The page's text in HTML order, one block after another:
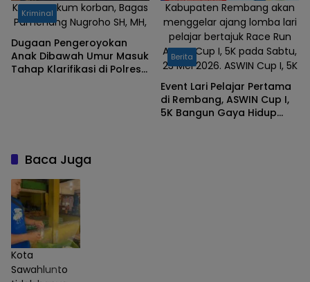
Kuasa Hukum korban, Bagas
Pamenang Nugroho SH, MH,
Kriminal
Dugaan Pengeroyokan
Anak Dibawah Umur Masuk
Tahap Klarifikasi di Polres
Kabupaten Rembang akan
menggelar ajang lomba lari
pelajar bertajuk Race Run
ASWIN Cup I, 5K pada Sabtu,
23 Mei 2026. ASWIN Cup I, 5K
Berita
Event Lari Pelajar Pertama
di Rembang, ASWIN Cup I,
5K Bangun Gaya Hidup
Baca Juga
Kota
Sawahlunto